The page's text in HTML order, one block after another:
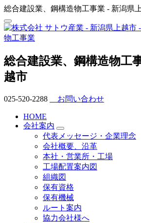
総合建設業、鋼構造物工事業 - 新潟県
総合建設業、鋼構造物工
越市
025-520-2288 お問い合わせ
HOME
会社案内
代表メッセージ・企業理念
会社概要、沿革
本社・営業所・工場
工場配置案内図
組織図
保有資格
保有機械
ルート案内
協力会社様へ